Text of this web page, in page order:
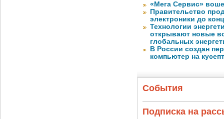
«Мега Сервис»
Правительство
электроники до
Технологии
открывают новые
глобальных
В России создан
компьютер на
События
Подписка на